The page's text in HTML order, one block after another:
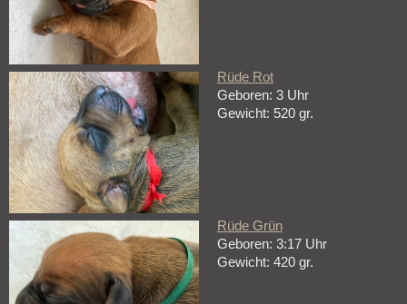
Rüde Rot
Geboren: 3 Uhr
Gewicht: 520 gr.
Rüde Grün
Geboren: 3:17 Uhr
Gewicht: 420 gr.